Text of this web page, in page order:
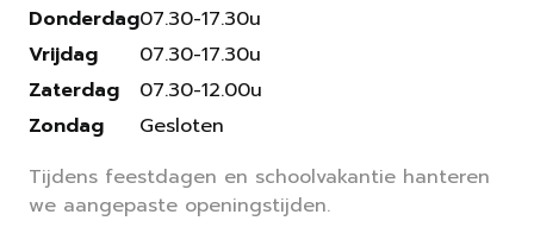
Donderdag
Vrijdag
Zaterdag
Zondag
07.30-17.30u
07.30-17.30u
07.30-12.00u
Gesloten
Tijdens feestdagen en schoolvakantie hanteren
we aangepaste openingstijden.